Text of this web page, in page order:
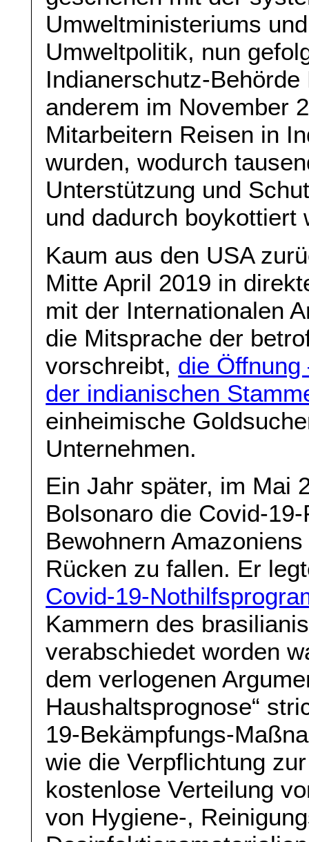
Umweltministeriums
Umweltpolitik, nun
Indianerschutz-
anderem im November
Mitarbeitern Reisen in
wurden, wodurch
Unterstützung und
und dadurch boykottiert
Kaum aus den USA
Mitte April 2019 in
mit der Internationalen
die Mitsprache der
vorschreibt, die
der indianischen
einheimische
Unternehmen.
Ein Jahr später, im Mai
Bolsonaro die Covid-
Bewohnern
Rücken zu fallen. Er
Covid-19-
Kammern des
verabschiedet worden
dem verlogenen
Haushaltsprognose“
19-Bekämpfungs-
wie die Verpflichtung
kostenlose Verteilung
von Hygiene-,